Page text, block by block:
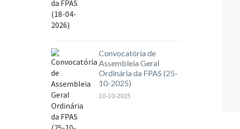
Convocatória de
Assembleia Geral
Ordinária da FPAS (25-
10-2025)
10-10-2025